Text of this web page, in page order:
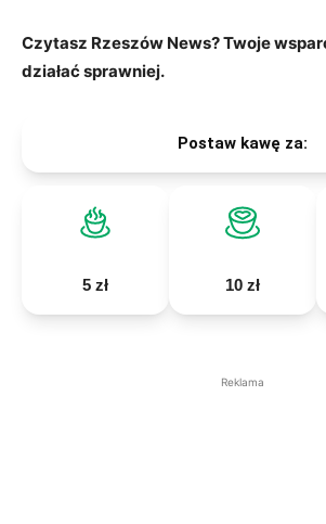
Czytasz Rzeszów News? Twoje
działać sprawniej.
Postaw kawę za:
5 zł 10 zł
Reklama